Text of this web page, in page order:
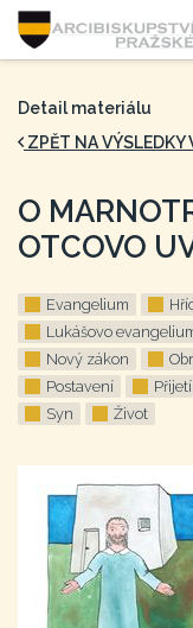
Detail materiálu
ZPĚT NA VÝSLEDKY
O
OTCOVO
Evangelium
Lukášovo
Nový zákon
Postavení
Přijetí
Syn
Život